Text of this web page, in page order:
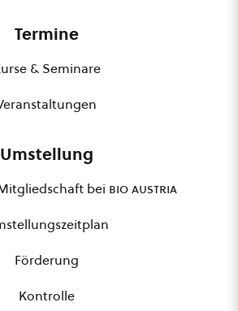
Termine
& Seminare
Umstellung
bei bio austria
Förderung
Kontrolle